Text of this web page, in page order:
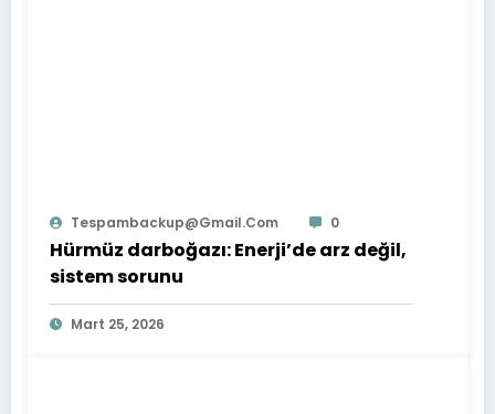
Tespambackup@gmail.com 0
Hürmüz darboğazı: Enerji’de arz değil,
sistem sorunu
Mart 25, 2026